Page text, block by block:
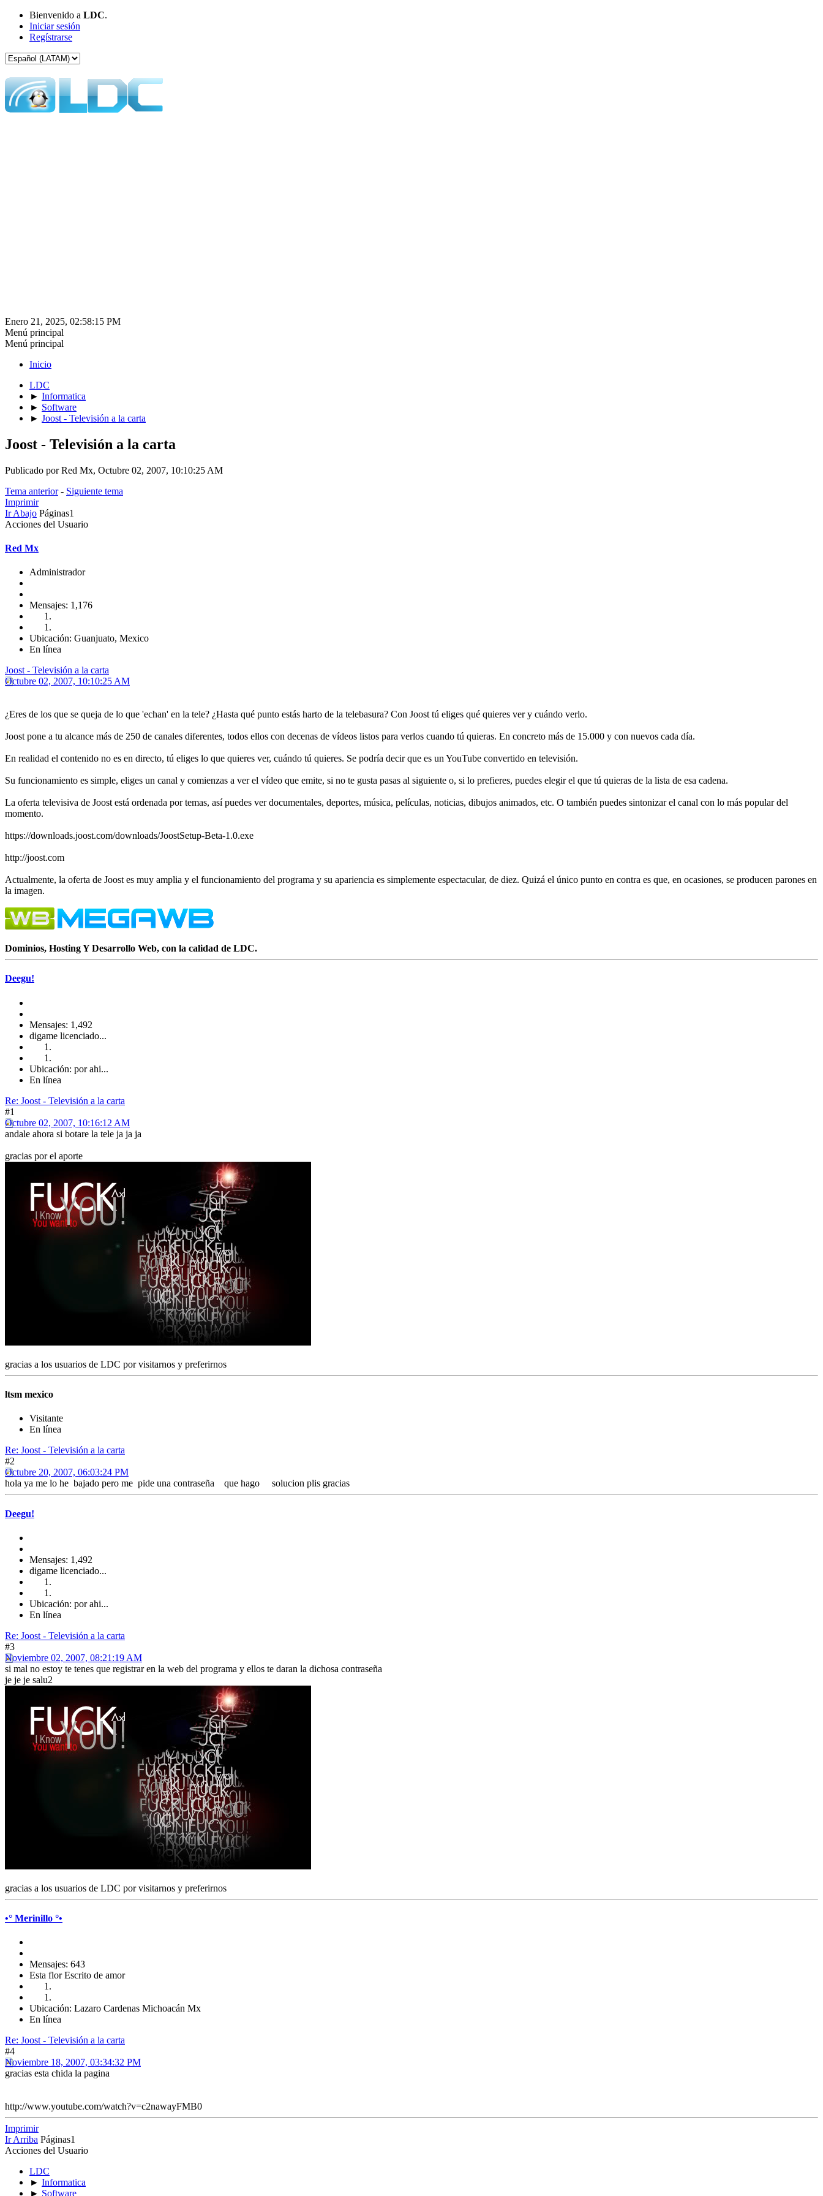
Bienvenido a LDC.
Iniciar sesión
Regístrarse
Enero 21, 2025, 02:58:15 PM
Menú principal
Menú principal
Inicio
LDC
► Informatica
► Software
► Joost - Televisión a la carta
Joost - Televisión a la carta
Publicado por Red Mx, Octubre 02, 2007, 10:10:25 AM
Tema anterior- Siguiente tema
Imprimir
Ir Abajo Páginas1
Acciones del Usuario
Red Mx
Administrador
Mensajes: 1,176
Ubicación: Guanjuato, Mexico
En línea
Joost - Televisión a la carta
Octubre 02, 2007, 10:10:25 AM
¿Eres de los que se queja de lo que 'echan' en la tele? ¿Hasta qué punto estás harto de la telebasura? Con Joost tú eliges qué quieres ver y cuándo verlo.
Joost pone a tu alcance más de 250 de canales diferentes, todos ellos con decenas de vídeos listos para verlos cuando tú quieras. En concreto más de 15.000 y con nuevos cada día.
En realidad el contenido no es en directo, tú eliges lo que quieres ver, cuándo tú quieres. Se podría decir que es un YouTube convertido en televisión.
Su funcionamiento es simple, eliges un canal y comienzas a ver el vídeo que emite, si no te gusta pasas al siguiente o, si lo prefieres, puedes elegir el que tú quieras de la lista de esa cadena.
La oferta televisiva de Joost está ordenada por temas, así puedes ver documentales, deportes, música, películas, noticias, dibujos animados, etc. O también puedes sintonizar el canal con lo más popular del
momento.
https://downloads.joost.com/downloads/JoostSetup-Beta-1.0.exe
http://joost.com
Actualmente, la oferta de Joost es muy amplia y el funcionamiento del programa y su apariencia es simplemente espectacular, de diez. Quizá el único punto en contra es que, en ocasiones, se producen parones en
la imagen.
Dominios, Hosting Y Desarrollo Web, con la calidad de LDC.
Deegu!
Mensajes: 1,492
digame licenciado...
Ubicación: por ahi...
En línea
Re: Joost - Televisión a la carta
#1
Octubre 02, 2007, 10:16:12 AM
andale ahora si botare la tele ja ja ja
gracias por el aporte
gracias a los usuarios de LDC por visitarnos y preferirnos
ltsm mexico
Visitante
En línea
Re: Joost - Televisión a la carta
#2
Octubre 20, 2007, 06:03:24 PM
hola ya me lo he bajado pero me pide una contraseña que hago solucion plis gracias
Deegu!
Mensajes: 1,492
digame licenciado...
Ubicación: por ahi...
En línea
Re: Joost - Televisión a la carta
#3
Noviembre 02, 2007, 08:21:19 AM
si mal no estoy te tenes que registrar en la web del programa y ellos te daran la dichosa contraseña
je je je salu2
gracias a los usuarios de LDC por visitarnos y preferirnos
•° Merinillo °•
Mensajes: 643
Esta flor Escrito de amor
Ubicación: Lazaro Cardenas Michoacán Mx
En línea
Re: Joost - Televisión a la carta
#4
Noviembre 18, 2007, 03:34:32 PM
gracias esta chida la pagina
http://www.youtube.com/watch?v=c2nawayFMB0
Imprimir
Ir Arriba Páginas1
Acciones del Usuario
LDC
► Informatica
► Software